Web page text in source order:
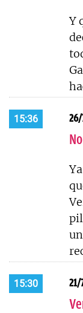
Y
15:36 26/
15:30 21/